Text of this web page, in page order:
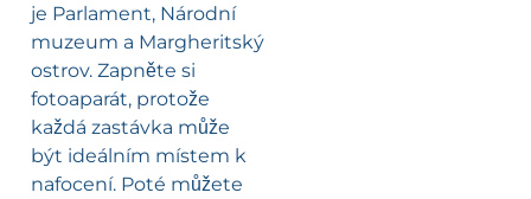
je Parlament, Národní
muzeum a Margheritský
ostrov. Zapněte si
fotoaparát, protože
každá zastávka může
být ideálním místem k
nafocení. Poté můžete